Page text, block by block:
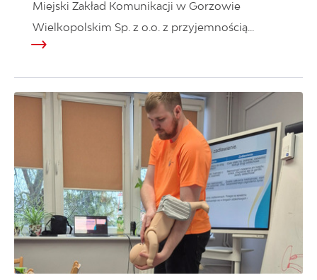
Miejski Zakład Komunikacji w Gorzowie
Wielkopolskim Sp. z o.o. z przyjemnością...